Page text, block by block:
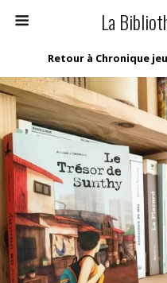
La
Retour à Chronique